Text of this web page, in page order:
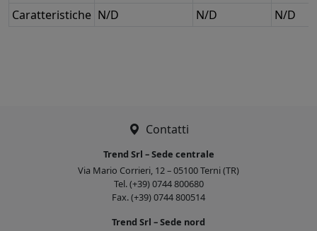
Caratteristiche N/D N/D N/D
Contatti
Trend Srl – Sede centrale
Via Mario Corrieri, 12 – 05100 Terni (TR)
Tel. (+39) 0744 800680
Fax. (+39) 0744 800514
Trend Srl – Sede nord